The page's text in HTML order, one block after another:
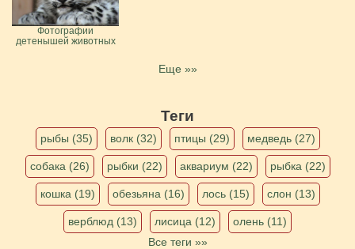
Фотографии
детенышей животных
Еще »»
Теги
рыбы (35) волк (32) птицы (29) медведь (27)
собака (26) рыбки (22) аквариум (22) рыбка (22)
кошка (19) обезьяна (16) лось (15) слон (13)
верблюд (13) лисица (12)
олень (11)
Все теги »»